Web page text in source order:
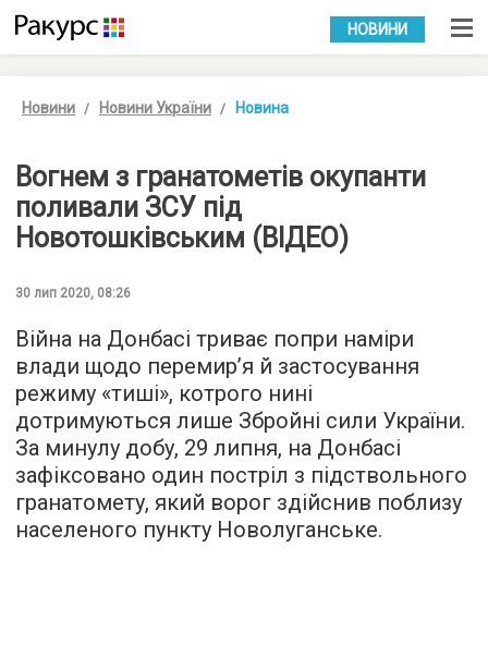
УКР РУС
НОВИНИ
Новини Новини України Новина
Вогнем з гранатометів окупанти
поливали ЗСУ під
Новотошківським (ВІДЕО)
30 лип 2020, 08:26
Війна на Донбасі триває попри наміри
влади щодо перемир’я й застосування
режиму «тиші», котрого нині
дотримуються лише Збройні сили України.
За минулу добу, 29 липня, на Донбасі
зафіксовано один постріл з підствольного
гранатомету, який ворог здійснив поблизу
населеного пункту Новолуганське.